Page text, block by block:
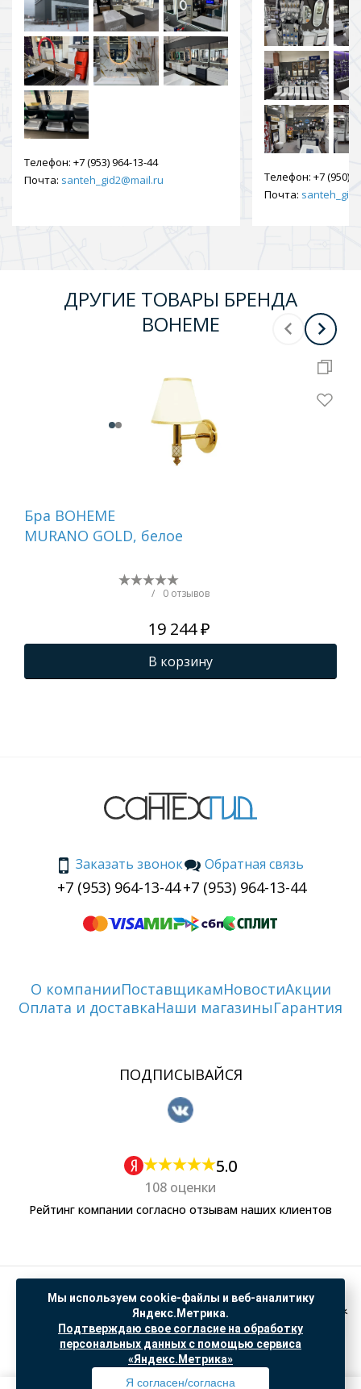
Телефон: +7 (953) 964-13-44
Почта: santeh_gid2@mail.ru Телефон: +7 (950)
Почта:
ДРУГИЕ ТОВАРЫ БРЕНДА
BOHEME
Бра BOHEME
MURANO GOLD, белое
/ 0 отзывов
19 244 ₽
В корзину
Заказать звонок
+7 (953) 964-13-44
Обратная связь
+7 (953) 964-13-44
О компанииПоставщикамНовостиАкции
Оплата и доставкаНаши магазиныГарантия
ПОДПИСЫВАЙСЯ
5.0
108 оценки
Рейтинг компании согласно отзывам наших клиентов
Политика обработки персональных данных
Согласие на обработку данных Яндекс Метрика
"© ООО “САНТЕХГИД”, 2026. Все права защищены. Предложение не является публичной
офертой, цены и информация на сайте ознакомительные
Доработка и продвижение вSO.USE
Мы используем cookie-файлы и веб-аналитику
Яндекс.Метрика.
Подтверждаю свое согласие на обработку
персональных данных с помощью сервиса
«Яндекс.Метрика»
Я согласен/согласна